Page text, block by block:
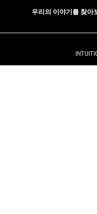
우리의 이야기를 찾아